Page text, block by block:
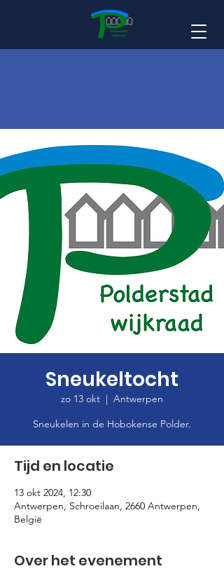
Sneukeltocht
zo 13 okt
  |
Antwerpen
Sneukelen in de Hobokense Polder.
Tijd en locatie
13 okt 2024, 12:30
Antwerpen, Schroeilaan, 2660 Antwerpen,
België
Over het evenement